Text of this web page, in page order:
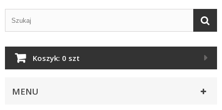
Koszyk: 0 szt
MENU